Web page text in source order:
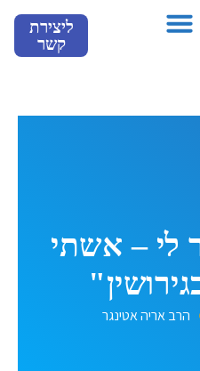
ליצירת
קשר
לי – אשתי
הרב אריה אטינגר